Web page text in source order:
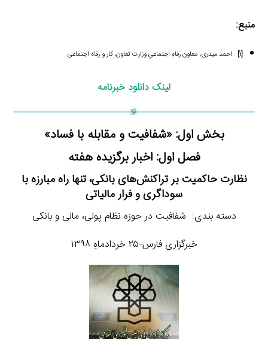
منبع:
[۱] . احمد میدری، معاون رفاهِ اجتماعیِ وزارت تعاون، کار و رفاه اجتماعی.
لینک دانلود خبرنامه
بخش اول: «شفافیت و مقابله با فساد»
فصل اول: اخبار برگزیده هفته
نظارت حاکمیت بر تراکنش‌های بانکی، تنها راه مبارزه با
سوداگری و فرار مالیاتی
دسته بندی: شفافیت در حوزه نظام پولی، مالی و بانکی
خبرگزاری فارس-۲۵ خردادماهِ ۱۳۹۸